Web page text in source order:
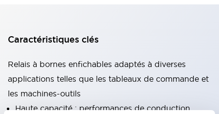
Caractéristiques clés
Relais à bornes enfichables adaptés à diverses
applications telles que les tableaux de commande et
les machines-outils
Haute capacité : performances de conduction